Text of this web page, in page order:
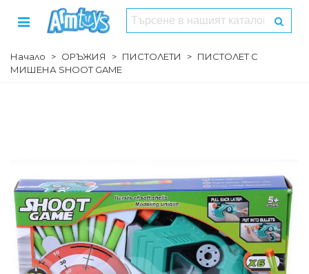
Начало > ОРЪЖИЯ > ПИСТОЛЕТИ > ПИСТОЛЕТ С
МИШЕНА SHOOT GAME